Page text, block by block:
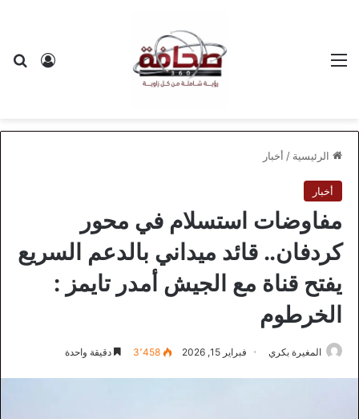
الرئيسية / أخبار
أخبار
مفاوضات استسلام في محور
كردفان.. قائد ميداني بالدعم السريع
يفتح قناة مع الجيش أمدر تايمز :
الخرطوم
المغيرة بكري فبراير 15, 2026 3٬458 دقيقة واحدة